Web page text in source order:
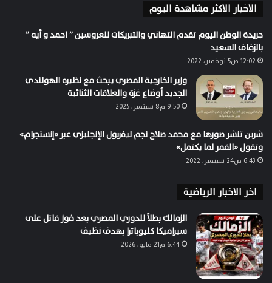
الاخبار الاكثر مشاهدة اليوم
جريدة الوطن اليوم تقدم التهاني والتبريكات للعروسين ” احمد و أيه ”
بالزفاف السعيد
12:02 ص5 نوفمبر، 2022
وزير الخارجية المصري يبحث مع نظيره الهولندي
الجديد أوضاع غزة والعلاقات الثنائية
9:50 م8 سبتمبر، 2025
شرين تنشر صورها مع محمد صلاح نجم ليفربول الإنجليزي عبر «إنستجرام»
وتقول «القمر لما يكتمل»
6:43 ص24 سبتمبر، 2022
اخر الاخبار الرياضية
الزمالك بطلاً للدوري المصري بعد فوز قاتل على
سيراميكا كليوباترا بهدف نظيف
6:44 م21 مايو، 2026